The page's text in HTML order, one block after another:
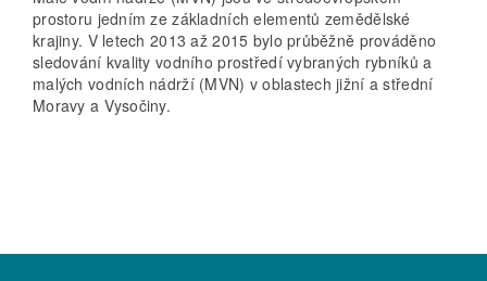
prostoru jedním ze základních elementů zemědělské
krajiny. V letech 2013 až 2015 bylo průběžně prováděno
sledování kvality vodního prostředí vybraných rybníků a
malých vodních nádrží (MVN) v oblastech jižní a střední
Moravy a Vysočiny.